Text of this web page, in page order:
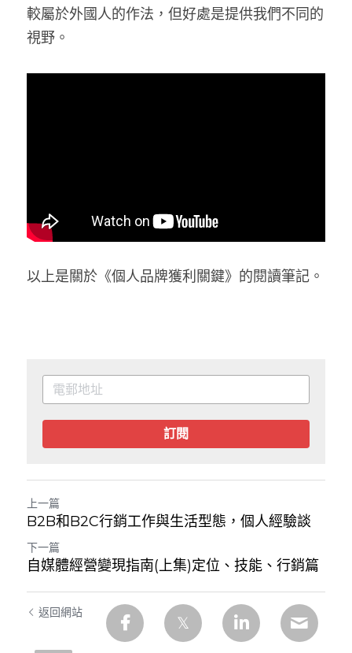
較屬於外國人的作法，但好處是提供我們不同的
視野。
以上是關於《個人品牌獲利關鍵》的閱讀筆記。
訂閱
上一篇
B2B和B2C行銷工作與生活型態，個人經驗談
下一篇
自媒體經營變現指南(上集)定位、技能、行銷篇
返回網站